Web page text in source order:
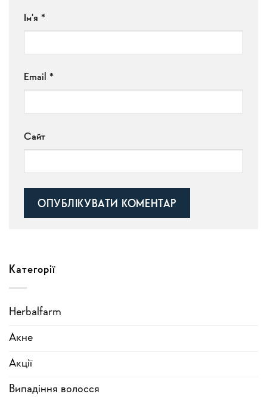
Ім'я *
Email *
Сайт
Категорії
Herbalfarm
Акне
Акції
Випадіння волосся